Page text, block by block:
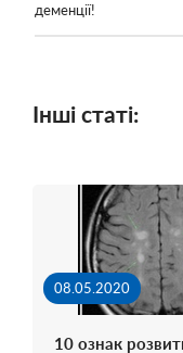
деменції!
Інші статі:
08.05.2020
10 ознак